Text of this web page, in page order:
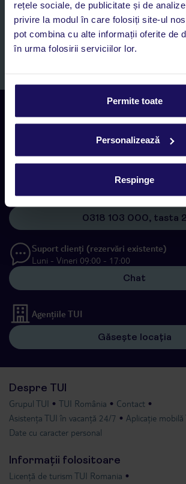
rețele sociale, de publicitate și de
privire la modul în care folosiți site-ul
pot combina cu alte informații oferite de
în urma folosirii serviciilor lor.
Permite toate
Personalizează
Respinge
Romania SRL în scopuri de marketing, în
specificat în„Informații privind prelucrarea
personal”
, prin mijloace electronice de
inclusiv utilizarea așa-numitelor sisteme de
Rezervări Call center
Luni - Vineri 09:00 - 17:00
0318 103 000, tasta 1
Suport clienți (rezervări existente)
Luni - Vineri 09:00 - 17:00
0318 103 000, tasta 2
Suport clienți (rezervări existente)
Luni - Vineri 09:00 - 17:00
Chat
Agențiile TUI
Găsește locația
Despre TUI
Grupul TUI TUI România
Contact
Asistența TUI în vacanță 24/7
Aplicație mobilă
Date cu caracter personal
Informații folositoare
Licență de turism TUI Romania